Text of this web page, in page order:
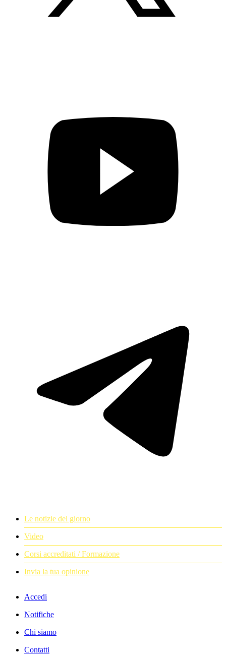
Le notizie del giorno
Video
Corsi accreditati / Formazione
Invia la tua opinione
Accedi
Notifiche
Chi siamo
Contatti